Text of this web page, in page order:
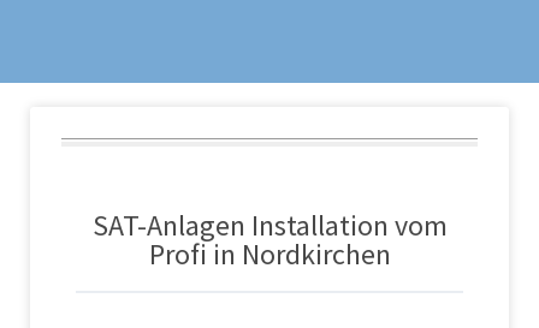
SAT-Anlagen Installation vom
Profi in Nordkirchen